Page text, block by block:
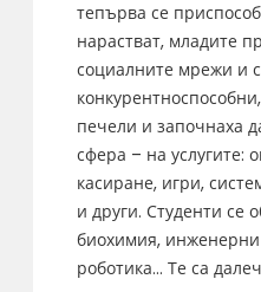
тепърва се
нарастват, младите
социалните мрежи и
печели и започнаха
сфера – на услугите:
касиране, игри,
и други. Студенти се
биохимия,
роботика… Те са